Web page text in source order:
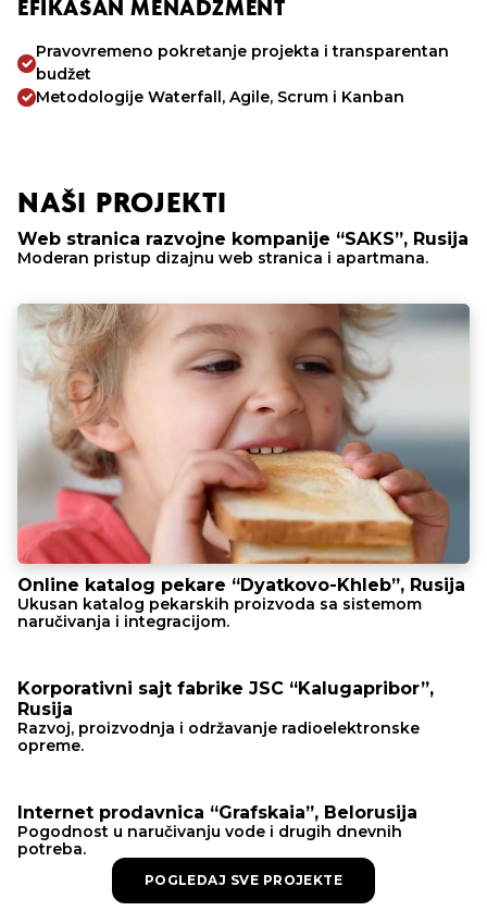
EFIKASAN MENADŽMENT
Pravovremeno pokretanje projekta i transparentan
budžet
Metodologije Waterfall, Agile, Scrum i Kanban
NAŠI PROJEKTI
Web stranica razvojne kompanije “SAKS”, Rusija
Moderan pristup dizajnu web stranica i apartmana.
Online katalog pekare “Dyatkovo-Khleb”, Rusija
Ukusan katalog pekarskih proizvoda sa sistemom
naručivanja i integracijom.
Korporativni sajt fabrike JSC “Kalugapribor”,
Rusija
Razvoj, proizvodnja i održavanje radioelektronske
opreme.
Internet prodavnica “Grafskaia”, Belorusija
Pogodnost u naručivanju vode i drugih dnevnih
potreba.
POGLEDAJ SVE PROJEKTE